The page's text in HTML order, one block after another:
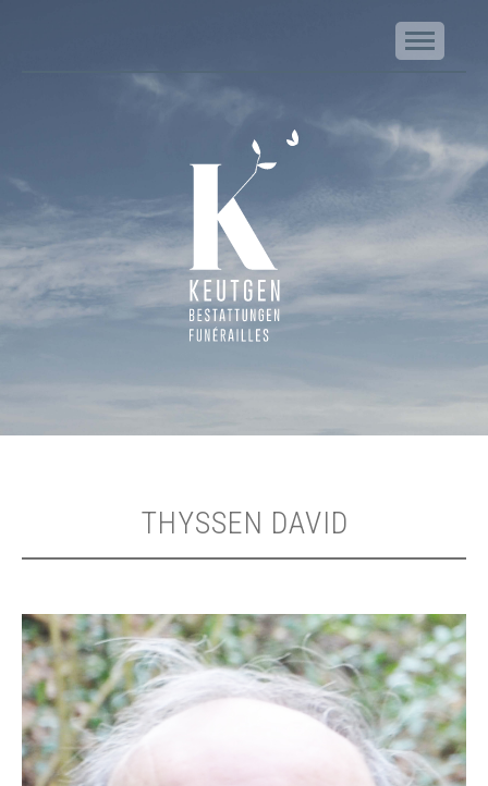
Keutgen | Bestattungen - Funérailles
THYSSEN DAVID